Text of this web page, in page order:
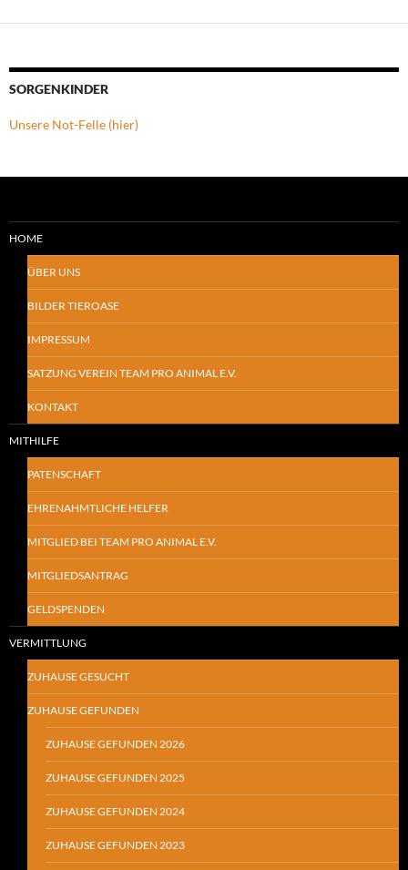
SORGENKINDER
Unsere Not-Felle (hier)
HOME
ÜBER UNS
BILDER TIEROASE
IMPRESSUM
SATZUNG VEREIN TEAM PRO ANIMAL E.V.
KONTAKT
MITHILFE
PATENSCHAFT
EHRENAHMTLICHE HELFER
MITGLIED BEI TEAM PRO ANIMAL E.V.
MITGLIEDSANTRAG
GELDSPENDEN
VERMITTLUNG
ZUHAUSE GESUCHT
ZUHAUSE GEFUNDEN
ZUHAUSE GEFUNDEN 2026
ZUHAUSE GEFUNDEN 2025
ZUHAUSE GEFUNDEN 2024
ZUHAUSE GEFUNDEN 2023